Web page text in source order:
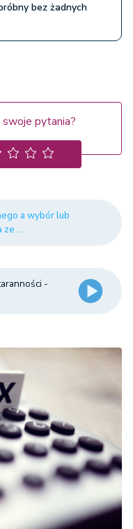
bez żadnych
pytania?
a wybór lub
ze ...
-